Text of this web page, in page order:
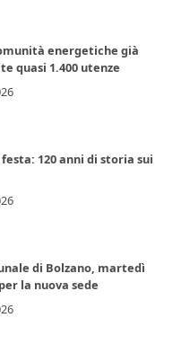
energetiche già
quasi 1.400 utenze
120 anni di storia sui
di Bolzano, martedì
la nuova sede